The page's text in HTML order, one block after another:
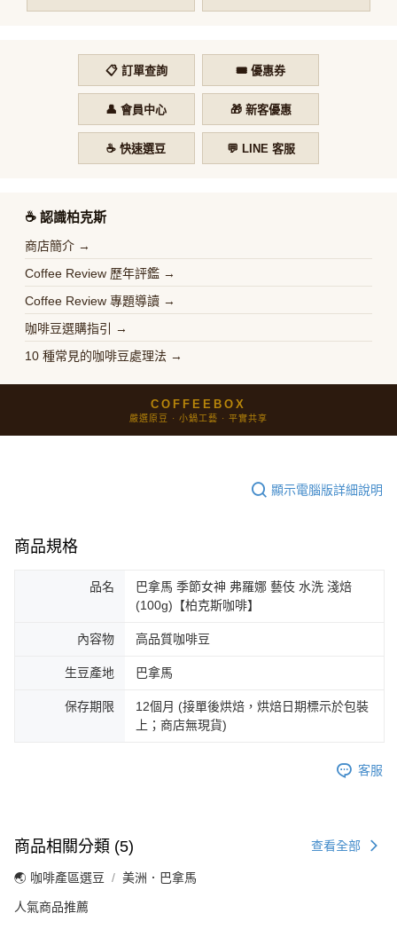
📋 訂單查詢 🎟️ 優惠券
👤 會員中心 🎁 新客優惠
☕ 快速選豆 💬 LINE 客服
☕️ 認識柏克斯
商店簡介 →
Coffee Review 歷年評鑑 →
Coffee Review 專題導讀 →
咖啡豆選購指引 →
10 種常見的咖啡豆處理法 →
COFFEEBOX
嚴選原豆 · 小鍋工藝 · 平實共享
顯示電腦版詳細說明
商品規格
品名
巴拿馬 季節女神 弗羅娜 藝伎 水洗 淺焙
(100g)【柏克斯咖啡】
內容物 高品質咖啡豆
生豆產地 巴拿馬
保存期限
12個月 (接單後烘焙，烘焙日期標示於包裝
上；商店無現貨)
客服
商品相關分類 (5) 查看全部
🌏 咖啡產區選豆 美洲．巴拿馬
人氣商品推薦